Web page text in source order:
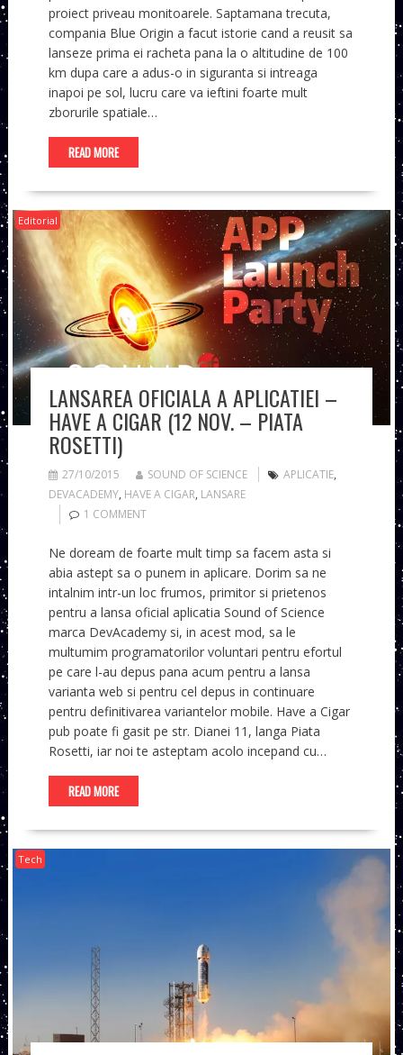
proiect priveau monitoarele. Saptamana trecuta,
compania Blue Origin a facut istorie cand a reusit sa
lanseze prima ei racheta pana la o altitudine de 100
km dupa care a adus-o in siguranta si intreaga
inapoi pe sol, lucru care va ieftini foarte mult
zborurile spatiale…
READ MORE
Editorial
LANSAREA OFICIALA A APLICATIEI –
HAVE A CIGAR (12 NOV. – PIATA
ROSETTI)
27/10/2015 SOUND OF SCIENCE APLICATIE,
DEVACADEMY, HAVE A CIGAR, LANSARE
1 COMMENT
Ne doream de foarte mult timp sa facem asta si
abia astept sa o punem in aplicare. Dorim sa ne
intalnim intr-un loc frumos, primitor si prietenos
pentru a lansa oficial aplicatia Sound of Science
marca DevAcademy si, in acest mod, sa le
multumim programatorilor voluntari pentru efortul
pe care l-au depus pana acum pentru a lansa
varianta web si pentru cel depus in continuare
pentru definitivarea variantelor mobile. Have a Cigar
pub poate fi gasit pe str. Dianei 11, langa Piata
Rosetti, iar noi te asteptam acolo incepand cu…
READ MORE
Tech